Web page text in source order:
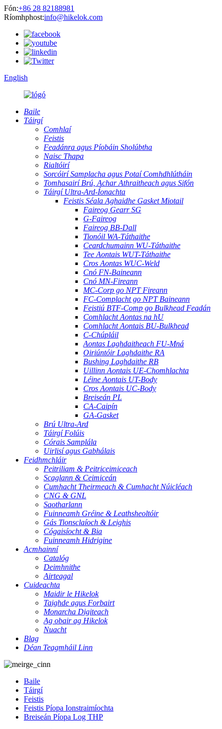
Fón:+86 28 82188981
Ríomhphost:info@hikelok.com
English
Baile
Táirgí
Comhlaí
Feistis
Feadánra agus Píobáin Sholúbtha
Naisc Thapa
Rialtóirí
Sorcóirí Samplacha agus Potaí Comhdhlútháin
Tomhasairí Brú, Achar Athraitheach agus Sifón
Táirgí Ultra-Ard-Íonachta
Feistis Séala Aghaidhe Gasket Miotail
Faireog Gearr SG
G-Faireog
Faireog BB-Dall
Tionóil WA-Táthaithe
Ceardchumainn WU-Táthaithe
Tee Aontais WUT-Táthaithe
Cros Aontas WUC-Weld
Cnó FN-Baineann
Cnó MN-Fireann
MC-Corp go NPT Fireann
FC-Complacht go NPT Baineann
Feistiú BTF-Comp go Bulkhead Feadán
Comhlacht Aontas na hU
Comhlacht Aontais BU-Bulkhead
C-Chúpláil
Aontas Laghdaitheach FU-Mná
Oiriúntóir Laghdaithe RA
Bushing Laghdaithe RB
Uillinn Aontais UE-Chomhlachta
Léine Aontais UT-Body
Cros Aontais UC-Body
Breiseán PL
CA-Caipín
GA-Gasket
Brú Ultra-Ard
Táirgí Folúis
Córais Samplála
Uirlisí agus Gabhálais
Feidhmchláir
Peitriliam & Peitriceimiceach
Scaglann & Ceimiceán
Cumhacht Theirmeach & Cumhacht Núicléach
CNG & GNL
Saotharlann
Fuinneamh Gréine & Leathsheoltóir
Gás Tionsclaíoch & Leighis
Cógaisíocht & Bia
Fuinneamh Hidrigine
Acmhainní
Catalóg
Deimhnithe
Airteagal
Cuideachta
Maidir le Hikelok
Taighde agus Forbairt
Monarcha Digiteach
Ag obair ag Hikelok
Nuacht
Blag
Déan Teagmháil Linn
Baile
Táirgí
Feistis
Feistis Píopa Ionstraimíochta
Breiseán Píopa Log THP